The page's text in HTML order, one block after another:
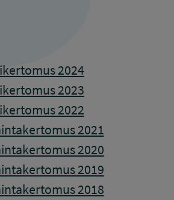
2024
2023
2022
2021
2020
2019
2018